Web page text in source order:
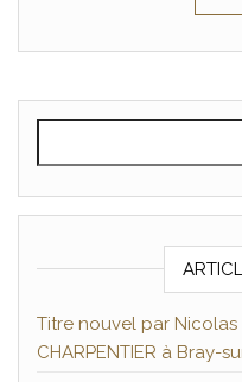
Titre nouvel par Nicolas
CHARPENTIER à Bray-